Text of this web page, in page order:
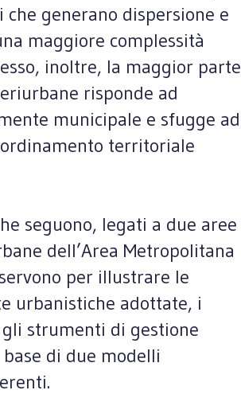
che generano dispersione e
maggiore complessità
inoltre, la maggior parte
risponde ad
municipale e sfugge ad
territoriale
seguono, legati a due aree
dell’Area Metropolitana
per illustrare le
urbanistiche adottate, i
strumenti di gestione
di due modelli